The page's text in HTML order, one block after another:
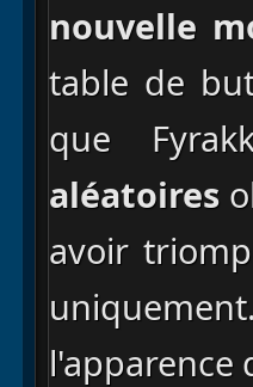
nouvelle
table de
que
aléatoires
avoir
l'apparence